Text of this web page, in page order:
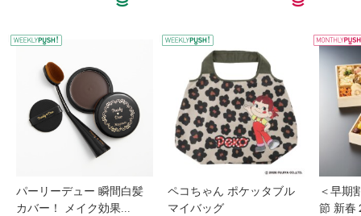
WEEKLY PUSH
パーリーデュー 瞬間白髪
カバー！ メイク効果...
ペコちゃん ポケッタブル
マイバッグ
＜早期
節 新春